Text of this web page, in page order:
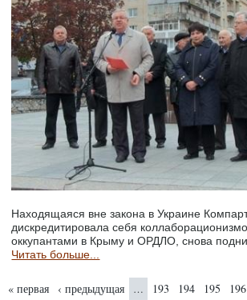
Находящаяся вне закона в Украине
дискредитировала себя
оккупантами в Крыму и ОРДЛО, снова
Читать больше...
Страницы
« первая ‹ предыдущая … 193 194 195 196